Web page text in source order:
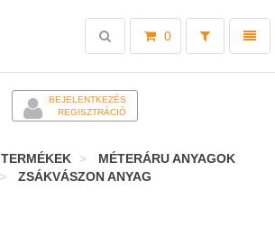
Toggle
0
Toggle
search
BEJELENTKEZÉS
REGISZTRÁCIÓ
TERMÉKEK
MÉTERÁRU ANYAGOK
ZSÁKVÁSZON ANYAG